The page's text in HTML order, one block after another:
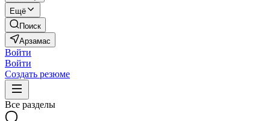
Ещё
Поиск
Арзамас
Войти
Войти
Создать резюме
Все разделы